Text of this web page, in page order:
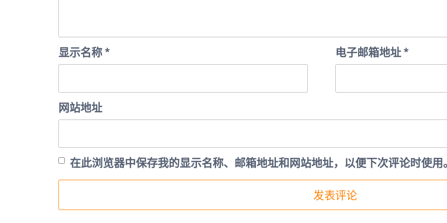
显示名称* 电子邮箱地址*
网站地址
在此浏览器中保存我的显示名称、邮箱地址和网站地址，以便下次评论时使用